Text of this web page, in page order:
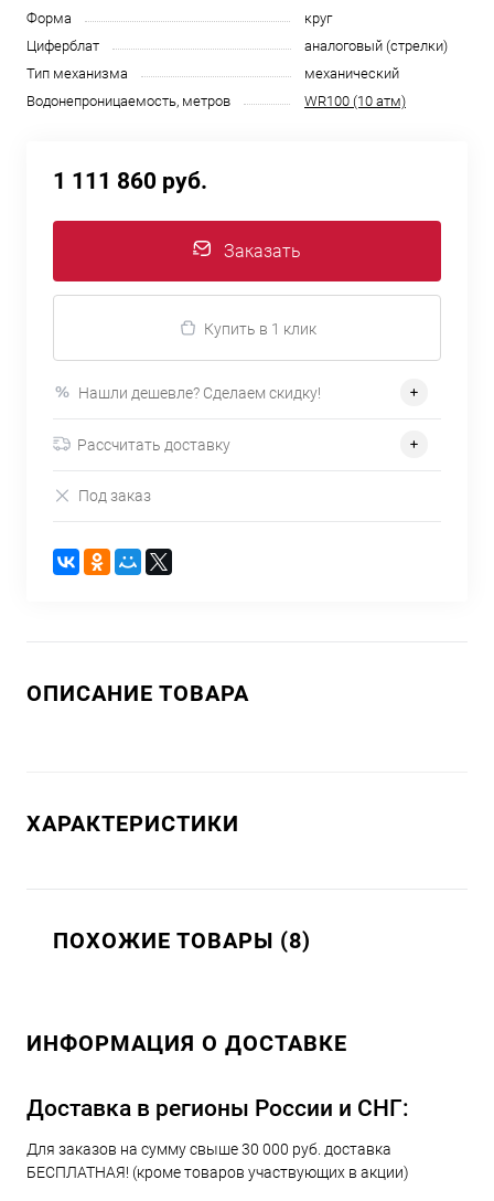
Форма
круг
Циферблат
аналоговый (стрелки)
Тип механизма
механический
Водонепроницаемость, метров
WR100 (10 атм)
1 111 860 руб.
Заказать
Купить в 1 клик
Нашли дешевле? Сделаем скидку!
Рассчитать доставку
Под заказ
ОПИСАНИЕ ТОВАРА
ХАРАКТЕРИСТИКИ
ПОХОЖИЕ ТОВАРЫ (8)
ИНФОРМАЦИЯ О ДОСТАВКЕ
Доставка в регионы России и СНГ:
Для заказов на сумму свыше 30 000 руб. доставка
БЕСПЛАТНАЯ! (кроме товаров участвующих в акции)